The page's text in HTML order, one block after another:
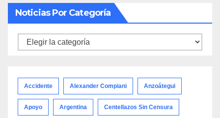
Noticias Por Categoría
Noticias
Accidente Alexander Compiani Anzoátegui
Apoyo Argentina Centellazos Sin Censura